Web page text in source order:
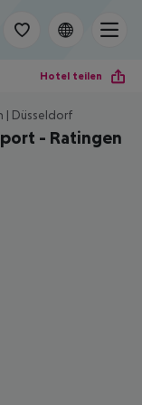
Hotel teilen
| Düsseldorf
- Ratingen